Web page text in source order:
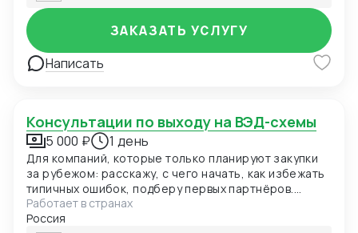
Написать
ЗАКАЗАТЬ УСЛУГУ
Консультации по выходу на ВЭД-схемы
5 000 ₽ 1 день
Для компаний, которые только планируют закупки
за рубежом: расскажу, с чего начать, как избежать
типичных ошибок, подберу первых партнёров.
Хотите ввозить от производителя напрямую, но не
знаете с чего начать? Думаете переходить на
Работает в странах
Россия